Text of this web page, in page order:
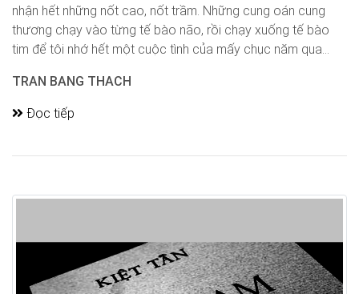
nhận hết những nốt cao, nốt trầm. Những cung oán cung
thương chạy vào từng tế bào não, rồi chạy xuống tế bào
tim để tôi nhớ hết một cuộc tình của mấy chục năm qua...
TRAN BANG THACH
Đọc tiếp